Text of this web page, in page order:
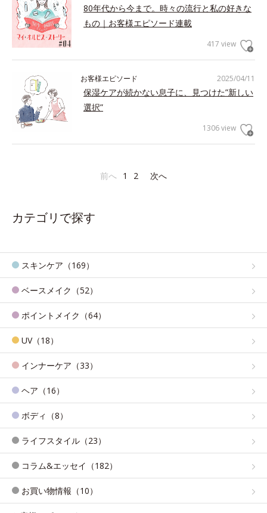
80年代から今まで。時々の流行と私の好きな
もの｜お客様エピソード連載
417 view
2025/04/11
お客様エピソード
保湿ケアが続かない息子に、見つけた”新しい
選択”
1306 view
前へ 1 2 次へ
カテゴリで探す
スキンケア（169）
ベースメイク（52）
ポイントメイク（64）
UV（18）
インナーケア（33）
ヘア（16）
ボディ（8）
ライフスタイル（23）
コラム&エッセイ（182）
お買い物情報（10）